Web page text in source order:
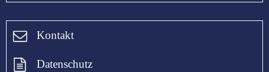
Kontakt
Datenschutz